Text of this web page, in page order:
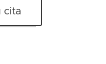
cita